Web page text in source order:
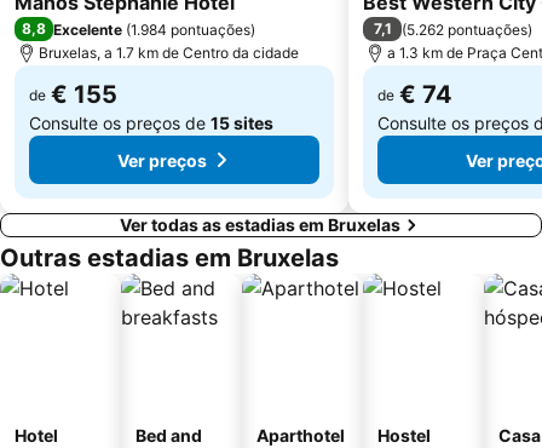
Nord
du Cinquantenaire
Bois de la Cambre
Leuven in Scene
8,8 Excelente (1.984 pontuações)
Bruxelas, a 1.7 km de Centro da cidade
de € 155
Consulte os preços de 15 sites
Ver preços
7,1 (5.262 pontuações)
a 1.3 km de Praça
de € 74
Consulte os preços
Ver
Ver todas as estadias em Bruxelas
Outras estadias em Bruxelas
Hotel
Bed and
Aparthotel Hostel